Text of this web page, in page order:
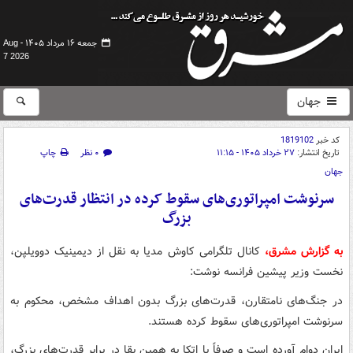
جمعه ۱۶ مرداد ۱۴۰۵ -
Aug
7 2026
جهان
کد خبر1819102
تاریخ انتشار: ۲۷ خرداد ۱۴۰۵ - ۱۱:۱۵ ۰ نظر
چاپ
جهان
سرنوشت امپراتوری‌های سقوط‌ کرده در انتظار قدرت‌های
بزرگ
به گزارش مشرق، کانال تلگرامی کاوش مدیا به نقل از دیمینیک دوویلپن،
نخست وزیر پیشین فرانسه نوشت:
در جنگ‌های نامتقارن، قدرت‌های بزرگ بدون اهداف مشخص، محکوم به
سرنوشت امپراتوری‌های سقوط‌ کرده هستند.